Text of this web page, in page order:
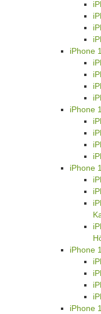
iPhone
iPhone
iPhone
iPhone
iPhone